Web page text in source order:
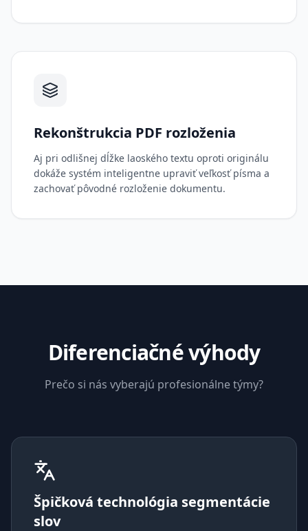
Rekonštrukcia PDF rozloženia
Aj pri odlišnej dĺžke laoského textu oproti originálu
dokáže systém inteligentne upraviť veľkosť písma a
zachovať pôvodné rozloženie dokumentu.
Diferenciačné výhody
Prečo si nás vyberajú profesionálne týmy?
Špičková technológia segmentácie
slov